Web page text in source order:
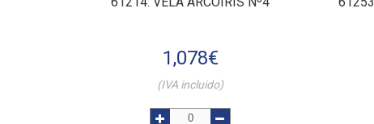
1,078€
(IVA incluido)